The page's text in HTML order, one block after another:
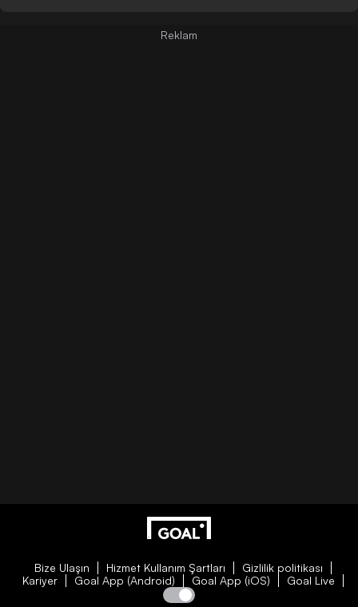
Bize Ulaşın Hizmet Kullanım Şartları
Gizlilik politikası
Kariyer
Goal App (Android) Goal App (iOS) Goal Live